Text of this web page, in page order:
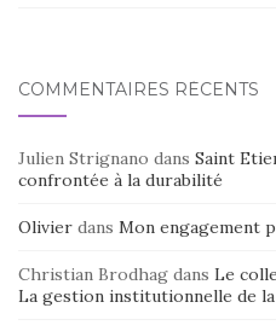
COMMENTAIRES RÉCENTS
Julien Strignano dans Saint
confrontée à la durabilité
Olivier dans Mon engagement
Christian Brodhag dans Le
La gestion institutionnelle de la